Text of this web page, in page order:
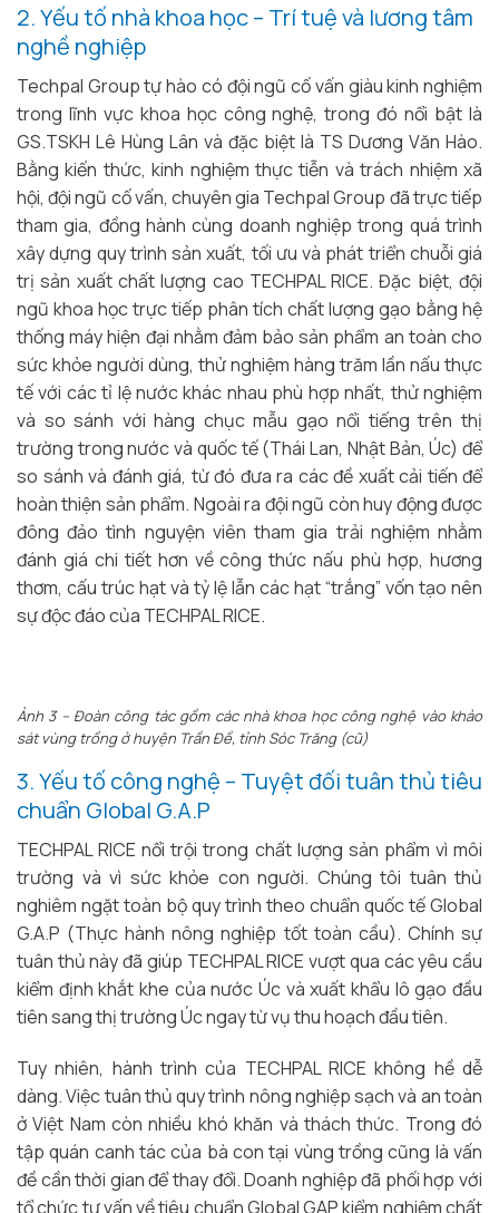
2. Yếu tố nhà khoa học – Trí tuệ và lương tâm
nghề nghiệp
Techpal Group tự hào có đội ngũ cố vấn giàu kinh nghiệm
trong lĩnh vực khoa học công nghệ, trong đó nổi bật là
GS.TSKH Lê Hùng Lân và đặc biệt là TS Dương Văn Hào.
Bằng kiến thức, kinh nghiệm thực tiễn và trách nhiệm xã
hội, đội ngũ cố vấn, chuyên gia Techpal Group đã trực tiếp
tham gia, đồng hành cùng doanh nghiệp trong quá trình
xây dựng quy trình sản xuất, tối ưu và phát triển chuỗi giá
trị sản xuất chất lượng cao TECHPAL RICE. Đặc biệt, đội
ngũ khoa học trực tiếp phân tích chất lượng gạo bằng hệ
thống máy hiện đại nhằm đảm bảo sản phẩm an toàn cho
sức khỏe người dùng, thử nghiệm hàng trăm lần nấu thực
tế với các tỉ lệ nước khác nhau phù hợp nhất, thử nghiệm
và so sánh với hàng chục mẫu gạo nổi tiếng trên thị
trường trong nước và quốc tế (Thái Lan, Nhật Bản, Úc) để
so sánh và đánh giá, từ đó đưa ra các đề xuất cải tiến để
hoàn thiện sản phẩm. Ngoài ra đội ngũ còn huy động được
đông đảo tình nguyện viên tham gia trải nghiệm nhằm
đánh giá chi tiết hơn về công thức nấu phù hợp, hương
thơm, cấu trúc hạt và tỷ lệ lẫn các hạt “trắng” vốn tạo nên
sự độc đáo của TECHPAL RICE.
Ảnh 3 – Đoàn công tác gồm các nhà khoa học công nghệ vào khảo
sát vùng trồng ở huyện Trần Đề, tỉnh Sóc Trăng (cũ)
3. Yếu tố công nghệ – Tuyệt đối tuân thủ tiêu
chuẩn Global G.A.P
TECHPAL RICE nổi trội trong chất lượng sản phẩm vì môi
trường và vì sức khỏe con người. Chúng tôi tuân thủ
nghiêm ngặt toàn bộ quy trình theo chuẩn quốc tế Global
G.A.P (Thực hành nông nghiệp tốt toàn cầu). Chính sự
tuân thủ này đã giúp TECHPAL RICE vượt qua các yêu cầu
kiểm định khắt khe của nước Úc và xuất khẩu lô gạo đầu
tiên sang thị trường Úc ngay từ vụ thu hoạch đầu tiên.
Tuy nhiên, hành trình của TECHPAL RICE không hề dễ
dàng. Việc tuân thủ quy trình nông nghiệp sạch và an toàn
ở Việt Nam còn nhiều khó khăn và thách thức. Trong đó
tập quán canh tác của bà con tại vùng trồng cũng là vấn
đề cần thời gian để thay đổi. Doanh nghiệp đã phối hợp với
tổ chức tư vấn về tiêu chuẩn Global GAP kiểm nghiệm chất